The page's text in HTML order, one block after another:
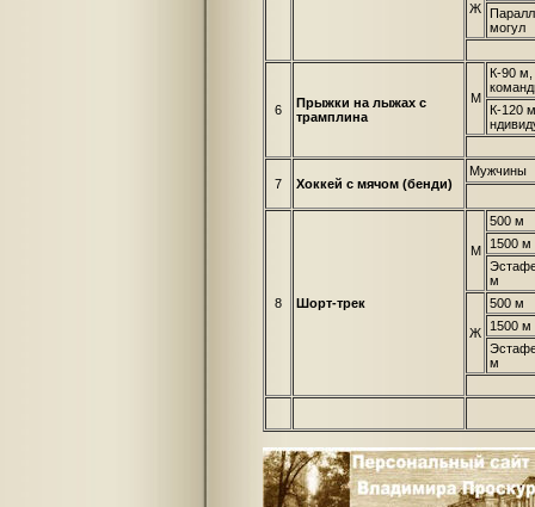
Ж
могул
6
Прыжки на лыжах с
трамплина
М
К-90 м,
К-120
7 Хоккей с мячом (бенди)
Мужчины
8 Шорт-трек
М
500 м
1500 м
м
Ж
500 м
1500 м
м